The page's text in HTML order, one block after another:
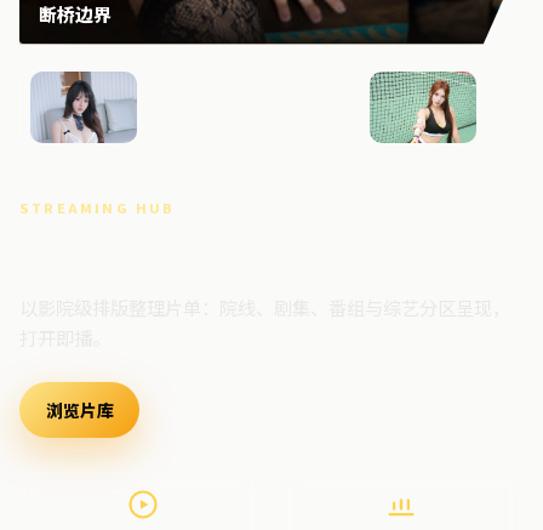
STREAMING HUB
浏览片库
断桥边界